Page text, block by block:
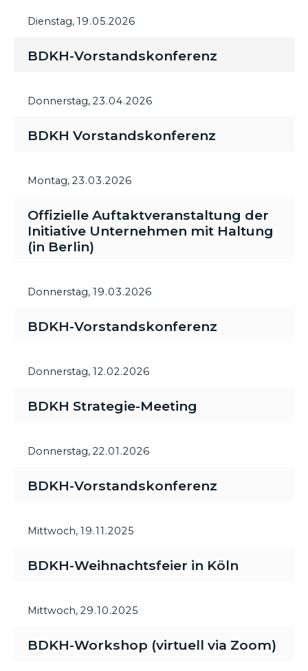
Dienstag, 19.05.2026
BDKH-Vorstandskonferenz
Donnerstag, 23.04.2026
BDKH Vorstandskonferenz
Montag, 23.03.2026
Offizielle Auftaktveranstaltung der
Initiative Unternehmen mit Haltung
(in Berlin)
Donnerstag, 19.03.2026
BDKH-Vorstandskonferenz
Donnerstag, 12.02.2026
BDKH Strategie-Meeting
Donnerstag, 22.01.2026
BDKH-Vorstandskonferenz
Mittwoch, 19.11.2025
BDKH-Weihnachtsfeier in Köln
Mittwoch, 29.10.2025
BDKH-Workshop (virtuell via Zoom)